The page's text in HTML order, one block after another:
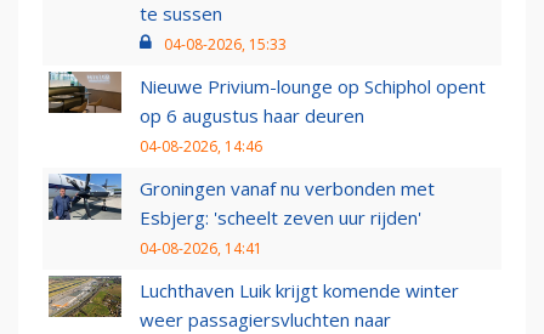
te sussen
04-08-2026, 15:33
Nieuwe Privium-lounge op Schiphol opent
op 6 augustus haar deuren
04-08-2026, 14:46
Groningen vanaf nu verbonden met
Esbjerg: 'scheelt zeven uur rijden'
04-08-2026, 14:41
Luchthaven Luik krijgt komende winter
weer passagiersvluchten naar